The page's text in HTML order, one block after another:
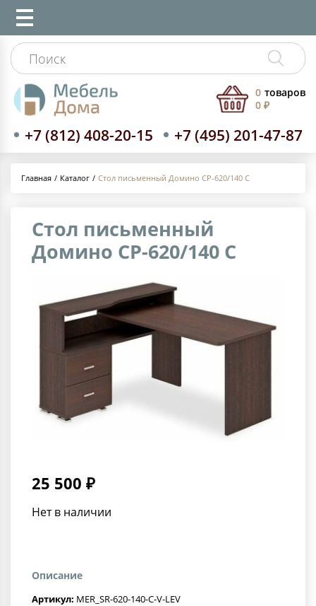
+7 (812) 408-20-15 +7 (495) 201-47-87
0 товаров
0 ₽
Главная Каталог Стол письменный Домино СР-620/140 C
Стол письменный
Домино СР-620/140 C
25 500 ₽
Нет в наличии
Описание
Артикул: MER_SR-620-140-C-V-LEV